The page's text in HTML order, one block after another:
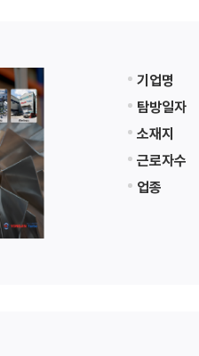
기업명
탐방일자
소재지
근로자수
업종